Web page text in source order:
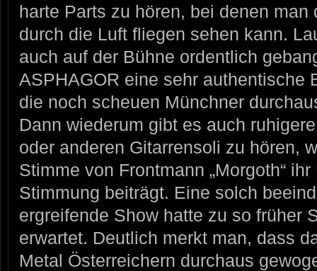
harte Parts zu hören, bei denen man
durch die Luft fliegen sehen kann.
auch auf der Bühne ordentlich
ASPHAGOR eine sehr authentische
die noch scheuen Münchner
Dann wiederum gibt es auch
oder anderen Gitarrensoli zu hören,
Stimme von Frontmann „Morgoth“
Stimmung beiträgt. Eine solch
ergreifende Show hatte zu so früher
erwartet. Deutlich merkt man, dass
Metal Österreichern durchaus